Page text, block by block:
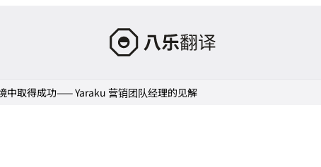
搭
载
成
中取得成功—— Yaraku 营销团队经理的见解